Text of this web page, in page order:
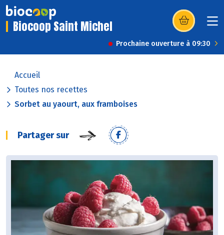
Biocoop Saint Michel (s’ouvre dans
Prochaine ouverture à 09:30
Accueil
Toutes nos recettes
Sorbet au yaourt, aux framboises
Partager sur